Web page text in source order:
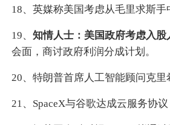
18、英媒称美国考虑从毛里求斯手
19、知情人士：美国政府考虑入股
会面，商讨政府利润分成计划。
20、特朗普首席人工智能顾问克里
21、SpaceX与谷歌达成云服务协